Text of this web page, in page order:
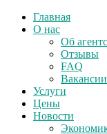
Главная
О нас
Об
Отзывы
FAQ
Вакансии
Услуги
Цены
Новости